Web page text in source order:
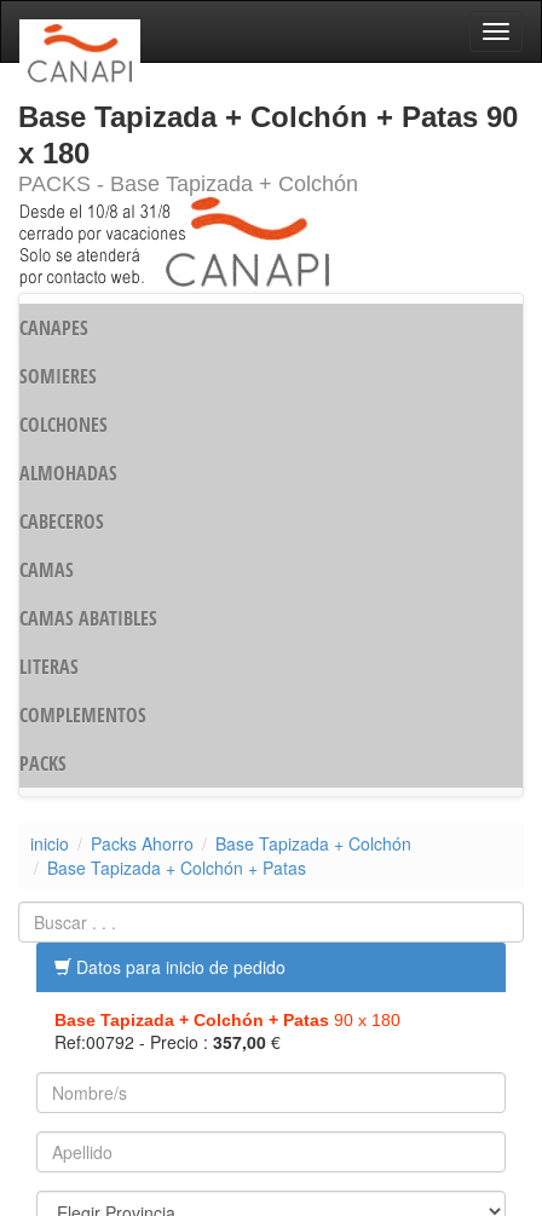
Base Tapizada + Colchón + Patas 90
x 180
PACKS - Base Tapizada + Colchón
CANAPES
SOMIERES
COLCHONES
ALMOHADAS
CABECEROS
CAMAS
CAMAS ABATIBLES
LITERAS
COMPLEMENTOS
PACKS
inicio Packs Ahorro
Base Tapizada + Colchón
Base Tapizada + Colchón + Patas
Datos para inicio de pedido
Base Tapizada + Colchón + Patas 90 x 180
Ref:00792 - Precio : 357,00 €